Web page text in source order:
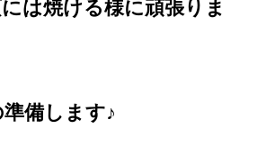
は焼ける様に頑張りま
備します♪